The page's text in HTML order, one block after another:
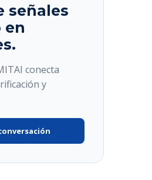
señales
en
conecta
y